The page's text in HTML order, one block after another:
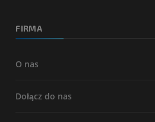
FIRMA
O nas
Dołącz do nas